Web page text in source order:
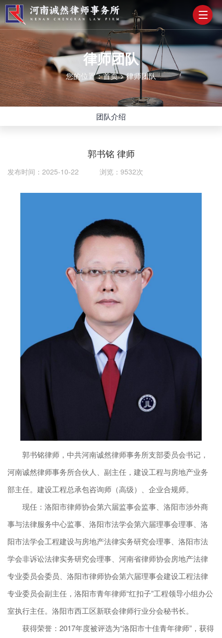
律师团队
您的位置：首页>律师团队
团队介绍
郭书铭 律师
发布时间：2025-10-22 浏览：9532次
郭书铭律师，中共河南诚然律师事务所支部委员会书记，
河南诚然律师事务所合伙人、副主任，建设工程与房地产业务
部主任。建设工程总承包咨询师（高级）、企业合规师。
现任：洛阳市律师协会第六届监事会监事、洛阳市涉外商
事与法律服务中心监事、洛阳市法学会第六届理事会理事、洛
阳市法学会工程建设与房地产法律实务研究会理事、洛阳市法
学会非诉讼法律实务研究会理事、河南省律师协会房地产法律
专业委员会委员、洛阳市律师协会第六届理事会建设工程法律
专业委员会副主任，洛阳市青年律师“红扣子”工程领导小组办公
室执行主任。洛阳市西工区新联会律师行业分会秘书长。
获得荣誉：2017年度被评选为“洛阳市十佳青年律师”，获得